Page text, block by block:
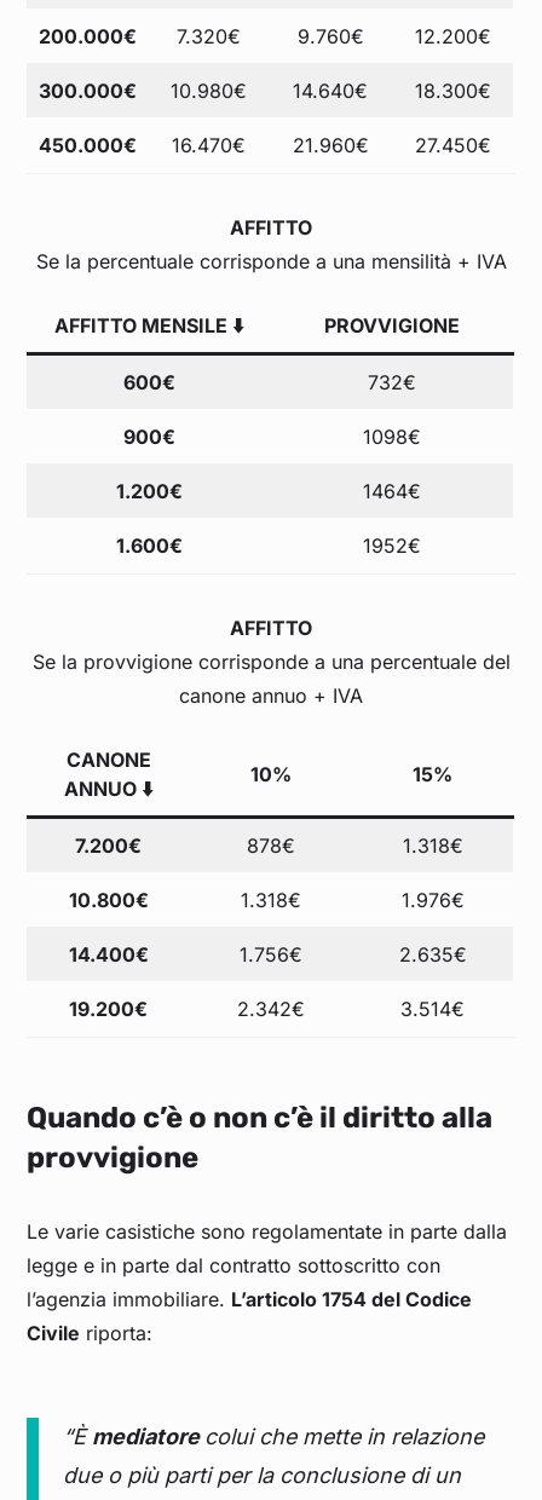
200.000€ 7.320€ 9.760€ 12.200€
300.000€ 10.980€ 14.640€ 18.300€
450.000€ 16.470€ 21.960€ 27.450€
AFFITTO
Se la percentuale corrisponde a una mensilità + IVA
AFFITTO MENSILE ⬇️ PROVVIGIONE
600€ 732€
900€ 1098€
1.200€ 1464€
1.600€ 1952€
AFFITTO
Se la provvigione corrisponde a una percentuale del
canone annuo + IVA
CANONE
ANNUO ⬇️
10% 15%
7.200€ 878€ 1.318€
10.800€ 1.318€ 1.976€
14.400€ 1.756€ 2.635€
19.200€ 2.342€ 3.514€
Quando c’è o non c’è il diritto alla
provvigione
Le varie casistiche sono regolamentate in parte dalla
legge e in parte dal contratto sottoscritto con
l’agenzia immobiliare. L’articolo 1754 del Codice
Civile riporta:
“Èmediatore colui che mette in relazione
due o più parti per la conclusione di un